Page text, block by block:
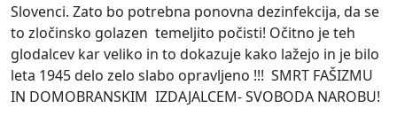
Slovenci. Zato bo potrebna ponovna dezinfekcija, da se
to zločinsko golazen temeljito počisti! Očitno je teh
glodalcev kar veliko in to dokazuje kako lažejo in je bilo
leta 1945 delo zelo slabo opravljeno !!! SMRT FAŠIZMU
IN DOMOBRANSKIM IZDAJALCEM- SVOBODA NAROBU!